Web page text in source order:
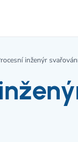
inženýr